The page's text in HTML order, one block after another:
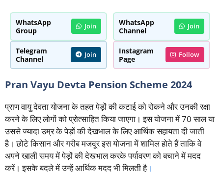
WhatsApp
Group
Join
WhatsApp
Channel
Join
Telegram
Channel
Join
Instagram
Page
Follow
Pran Vayu Devta Pension Scheme 2024
प्राण वायु देवता योजना के तहत पेड़ों की कटाई को रोकने और उनकी रक्षा
करने के लिए लोगों को प्रोत्साहित किया जाएगा। इस योजना में 70 साल या
उससे ज्यादा उम्र के पेड़ों की देखभाल के लिए आर्थिक सहायता दी जाती
है। छोटे किसान और गरीब मजदूर इस योजना में शामिल होते हैं ताकि वे
अपने खाली समय में पेड़ों की देखभाल करके पर्यावरण को बचाने में मदद
करें। इसके बदले में उन्हें आर्थिक मदद भी मिलती है।